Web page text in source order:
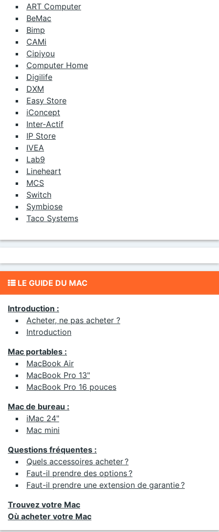
ART Computer
BeMac
Bimp
CAMi
Cipiyou
Computer Home
Digilife
DXM
Easy Store
iConcept
Inter-Actif
IP Store
IVEA
Lab9
Lineheart
MCS
Switch
Symbiose
Taco Systems
LE GUIDE DU MAC
Introduction :
Acheter, ne pas acheter ?
Introduction
Mac portables :
MacBook Air
MacBook Pro 13"
MacBook Pro 16 pouces
Mac de bureau :
iMac 24"
Mac mini
Questions fréquentes :
Quels accessoires acheter ?
Faut-il prendre des options ?
Faut-il prendre une extension de garantie ?
Trouvez votre Mac
Où acheter votre Mac